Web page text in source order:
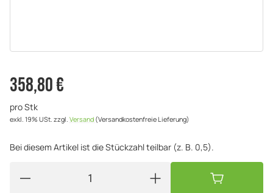
358,80 €
pro Stk
exkl. 19% USt. zzgl. Versand (Versandkostenfreie Lieferung)
Bei diesem Artikel ist die Stückzahl teilbar (z. B. 0,5).